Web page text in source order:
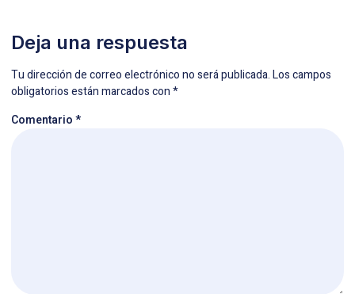
Deja una respuesta
Tu dirección de correo electrónico no será publicada.Los campos
obligatorios están marcados con*
Comentario*